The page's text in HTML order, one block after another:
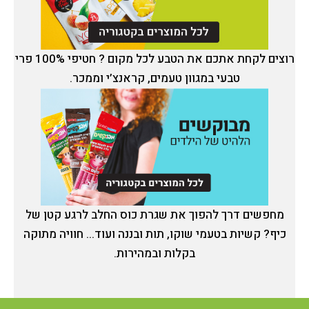
רוצים לקחת אתכם את הטבע לכל מקום ? חטיפי 100% פרי
טבעי במגוון טעמים, קראנצ’י וממכר.
מחפשים דרך להפוך את שגרת כוס החלב לרגע קטן של
כיף? קשיות בטעמי שוקו, תות ובננה ועוד... חוויה מתוקה
בקלות ובמהירות.